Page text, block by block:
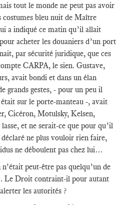
tout le monde ne peut pas avoir
costumes bleu nuit de Maître
a indiqué ce matin qu’il allait
acheter les douaniers d’un port
par sécurité juridique, que ces
CARPA, le sien. Gustave,
avait bondi et dans un élan
grands gestes, - pour un peu il
sur le porte-manteau -, avait
Cicéron, Motulsky, Kelsen,
et ne serait-ce que pour qu’il
ne plus vouloir rien faire,
ne déboulent pas chez lui…
peut-être pas quelqu’un de
Le Droit contraint-il pour autant
les autorités ?